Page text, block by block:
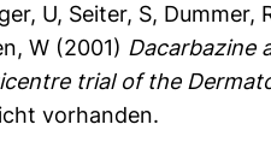
U, Seiter, S, Dummer,
W (2001) Dacarbazine
trial of the
vorhanden.